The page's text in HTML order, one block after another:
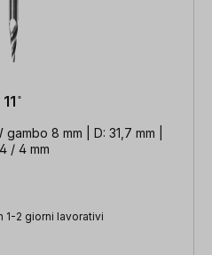
8 mm | D: 31,7 mm |
/ 4 mm
1-2 giorni lavorativi